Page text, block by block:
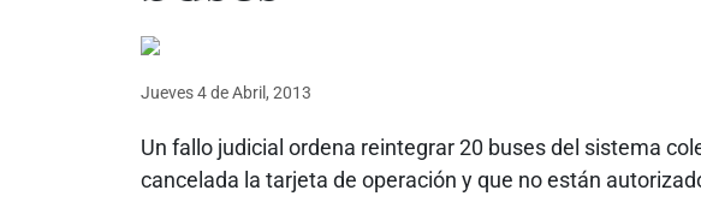
Jueves 4deAbril, 2013
Un fallo judicial ordena reintegrar 20 buses del sistema
cancelada la tarjeta de operación y que no están